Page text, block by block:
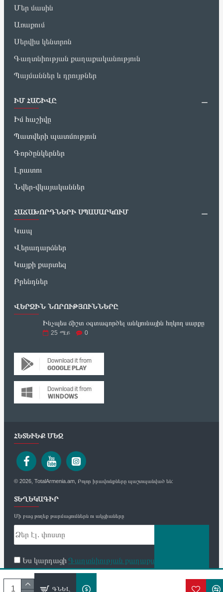
ԳՆԵԼ
Մեր մասին
Առաքում
Սերվիս կենտրոն
Գաղտնիության քաղաքականություն
Պայմաններ և դրույթներ
ԻՄ ՀԱՇԻՎԸ
Իմ հաշիվը
Պատվերի պատմություն
Գործընկերներ
Լրատու
Նվեր-վկայականներ
ՀԱՃԱԽՈՐԴՆԵՐԻ ՍՊԱՍԱՐԿՈՒՄ
Կապ
Վերադարձներ
Կայքի քարտեզ
Բրենդներ
ՎԵՐՋԻՆ ՆՈՐՈՒԹՅՈՒՆՆԵՐԸ
Ինչպես ճիշտ օգտագործել անկյունային հղկող սարքը
25 ሜይ 0
ՀԵՏԵՒԵՔ ՄԵԶ
© 2026, TotalArmenia.am, Բոլոր իրավունքները պաշտպանված են:
ՏԵՂԵԿԱԳԻՐ
Մի բաց թողեք թարմացումներն ու ակցիաները
ՈՒՂԱՐԿԵԼ
Ես կարդացի Գաղտնիության քաղաքականություն
համաձայն եմ
անվտանգության և անձնական տվյալների մշակման